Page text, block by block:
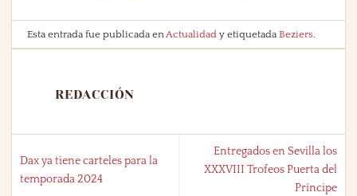
Esta entrada fue publicada en Actualidad y etiquetadaBeziers
REDACCIÓN
Dax ya tiene carteles para la
temporada 2024
Entregados en Sevilla los
XXXVIII Trofeos Puerta del
Príncipe